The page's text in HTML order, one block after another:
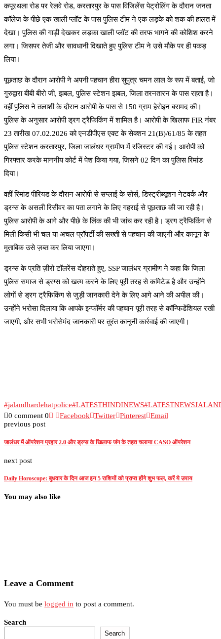
कपूरथला रोड पर रेलवे रोड, करतारपुर के पास विजिलेंस पेट्रोलिंग के दौरान जनता
कॉलेज के पीछे एक खाली प्लॉट के पास पुलिस टीम ने एक लड़के को शक की हालत में
देखा। पुलिस की गाड़ी देखकर लड़का खाली प्लॉट की तरफ भागने की कोशिश करने
लगा। जिसपर तेजी और सावधानी दिखाते हुए पुलिस टीम ने उसे मौके पर ही पकड़
लिया।
पूछताछ के दौरान आरोपी ने अपनी पहचान हीरा सुपुत्र चमन लाल के रूप में बताई, जो
गुरुद्वारा बीबी बीरो जी, झबल, पुलिस स्टेशन झबल, जिला तरनतारन के पास रहता है।
वहीं पुलिस ने तलाशी के दौरान आरोपी के पास से 150 ग्राम हेरोइन बरामद की।
पुलिस के अनुसार आरोपी ड्रग ट्रैफिकिंग में शामिल है। आरोपी के खिलाफ FIR नंबर
23 तारीख 07.02.2026 को एनडीपीएस एक्ट के सेक्शन 21(B)/61/85 के तहत
पुलिस स्टेशन करतारपुर, जिला जालंधर ग्रामीण में रजिस्टर की गई। आरोपी को
गिरफ्तार करके माननीय कोर्ट में पेश किया गया, जिसने 02 दिन का पुलिस रिमांड
दिया।
वहीं रिमांड पीरियड के दौरान आरोपी से सप्लाई के सोर्स, डिस्ट्रीब्यूशन नेटवर्क और
ड्रग्स के असली रिसीवर का पता लगाने के लिए गहराई से पूछताछ की जा रही है।
पुलिस आरोपी के आगे और पीछे के लिंक की भी जांच कर रही है। ड्रग ट्रैफिकिंग से
मिली किसी भी चल या अचल प्रॉपर्टी की सख्ती से पहचान की जाएगी और कानून के
मुताबिक उसे ज़ब्त कर लिया जाएगा।
ड्रग्स के प्रति ज़ीरो टॉलरेंस दोहराते हुए, SSP जालंधर ग्रामीण ने कहा कि जिला
पुलिस समाज से ड्रग्स को खत्म करने के लिए पूरी तरह से कमिटेड है और उन्होंने
लोगों से ड्रग ट्रैफिकिंग से जुड़ी जानकारी देने के लिए आगे आने की अपील की। ​​
उन्होंने भरोसा दिलाया कि आपके इन्फॉर्मर की पहचान पूरी तरह से कॉन्फिडेंशियल रखी
जाएगी, और सभी भरोसेमंद जानकारी पर तुरंत कानूनी कार्रवाई की जाएगी।
#jalandhardehatpolice#LATESTHINDINEWS
0 comment 0 Facebook Twitter Pinterest Email
previous post
जालंधर में ऑपरेशन प्रहार 2.0 और ड्रग्स के खिलाफ जंग के तहत चलाया CASO ऑपरेशन
next post
Daily Horoscope: बुधवार के दिन आज इन 5 राशियों को प्राप्त होंगे शुभ फल, करें ये उपाय
You may also like
Leave a Comment
You must be logged in to post a comment.
Search
Search